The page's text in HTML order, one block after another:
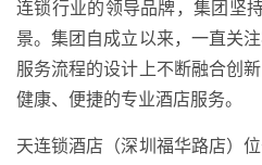
连锁行业的领导品牌，集团坚
景。集团自成立以来，一直关
服务流程的设计上不断融合创
健康、便捷的专业酒店服务。
天连锁酒店（深圳福华路店）